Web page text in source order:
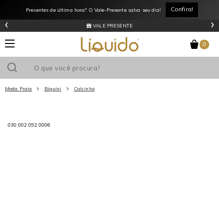
Presentes de última hora? O Vale-Presente salva seu dia! Confira!
VALE PRESENTE
‹ ›
0
Moda Praia Biquíni Calcinha
030 002 092 0006